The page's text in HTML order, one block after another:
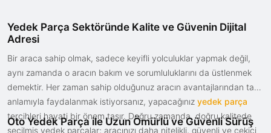
Yedek Parça Sektöründe Kalite ve Güvenin Dijital
Adresi
Bir araca sahip olmak, sadece keyifli yolculuklar yapmak değil,
aynı zamanda o aracın bakım ve sorumluluklarını da üstlenmek
demektir. Her zaman sahip olduğunuz aracın avantajlarından tam
anlamıyla faydalanmak istiyorsanız, yapacağınız yedek parça
tercihleri hayati bir önem taşır. Doğru zamanda, doğru kalitede
seçilmiş yedek parçalar; aracınızı daha nitelikli, güvenli ve çekici
Oto Yedek Parça ile Uzun Ömürlü ve Güvenli Sürüş